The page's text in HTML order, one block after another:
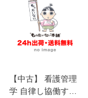
【中古】 看護管理
学 自律し協働する